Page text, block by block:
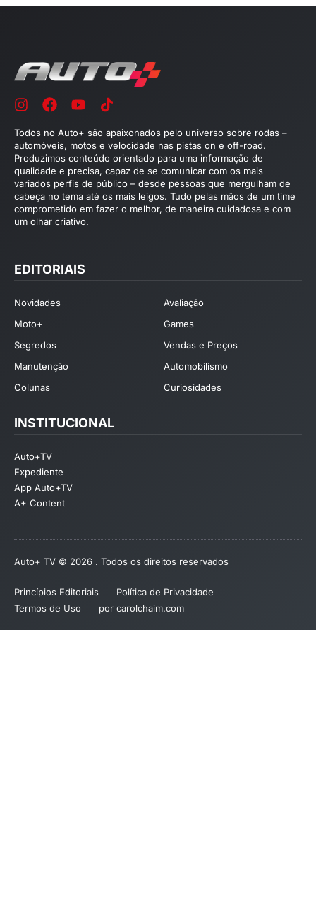
Todos no Auto+ são apaixonados pelo universo sobre rodas –
automóveis, motos e velocidade nas pistas on e off-road.
Produzimos conteúdo orientado para uma informação de
qualidade e precisa, capaz de se comunicar com os mais
variados perfis de público – desde pessoas que mergulham de
cabeça no tema até os mais leigos. Tudo pelas mãos de um time
comprometido em fazer o melhor, de maneira cuidadosa e com
um olhar criativo.
EDITORIAIS
Novidades
Avaliação
Moto+
Games
Segredos
Vendas e Preços
Manutenção
Automobilismo
Colunas
Curiosidades
INSTITUCIONAL
Auto+TV
Expediente
App Auto+TV
A+ Content
Auto+ TV © 2026 . Todos os direitos reservados
Princípios Editoriais
Política de Privacidade
Termos de Uso
por carolchaim.com